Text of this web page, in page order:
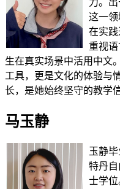
力。
这一
在实
重视
生在真实场景中活用中文
工具，更是文化的体验与
长，是她始终坚守的教学信
马玉静
玉静
特丹
士学